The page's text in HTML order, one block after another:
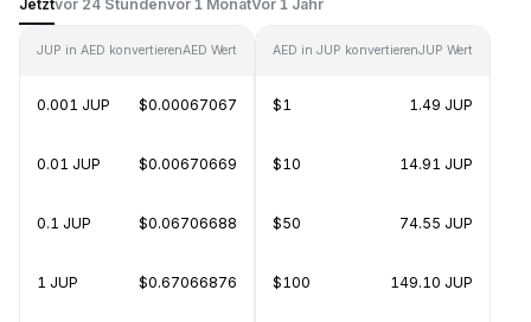
Jetztvor 24 Stundenvor 1 MonatVor 1 Jahr
JUP in AED konvertierenAED Wert
0.001 JUP $0.00067067
0.01 JUP $0.00670669
0.1 JUP $0.06706688
1 JUP $0.67066876
AED in JUP konvertierenJUP Wert
$1 1.49 JUP
$10 14.91 JUP
$50 74.55 JUP
$100 149.10 JUP